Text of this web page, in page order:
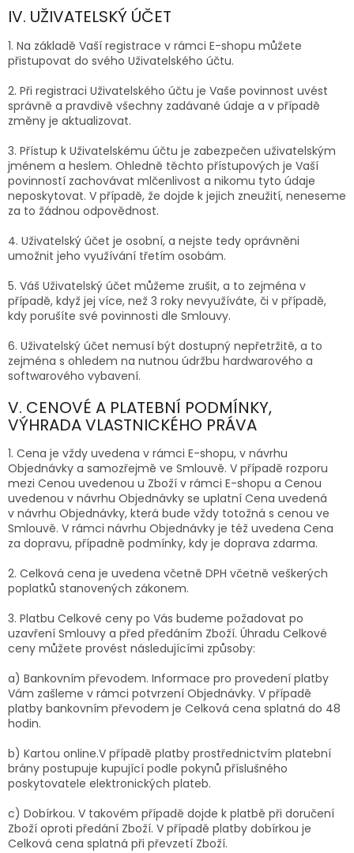
IV. UŽIVATELSKÝ ÚČET
1. Na základě Vaší registrace v rámci E-shopu můžete
přistupovat do svého Uživatelského účtu.
2. Při registraci Uživatelského účtu je Vaše povinnost uvést
správně a pravdivě všechny zadávané údaje a v případě
změny je aktualizovat.
3. Přístup k Uživatelskému účtu je zabezpečen uživatelským
jménem a heslem. Ohledně těchto přístupových je Vaší
povinností zachovávat mlčenlivost a nikomu tyto údaje
neposkytovat. V případě, že dojde k jejich zneužití, neneseme
za to žádnou odpovědnost.
4. Uživatelský účet je osobní, a nejste tedy oprávněni
umožnit jeho využívání třetím osobám.
5. Váš Uživatelský účet můžeme zrušit, a to zejména v
případě, když jej více, než 3 roky nevyužíváte, či v případě,
kdy porušíte své povinnosti dle Smlouvy.
6. Uživatelský účet nemusí být dostupný nepřetržitě, a to
zejména s ohledem na nutnou údržbu hardwarového a
softwarového vybavení.
V. CENOVÉ A PLATEBNÍ PODMÍNKY,
VÝHRADA VLASTNICKÉHO PRÁVA
1. Cena je vždy uvedena v rámci E-shopu, v návrhu
Objednávky a samozřejmě ve Smlouvě. V případě rozporu
mezi Cenou uvedenou u Zboží v rámci E-shopu a Cenou
uvedenou v návrhu Objednávky se uplatní Cena uvedená
v návrhu Objednávky, která bude vždy totožná s cenou ve
Smlouvě. V rámci návrhu Objednávky je též uvedena Cena
za dopravu, případně podmínky, kdy je doprava zdarma.
2. Celková cena je uvedena včetně DPH včetně veškerých
poplatků stanovených zákonem.
3. Platbu Celkové ceny po Vás budeme požadovat po
uzavření Smlouvy a před předáním Zboží. Úhradu Celkové
ceny můžete provést následujícími způsoby:
a) Bankovním převodem. Informace pro provedení platby
Vám zašleme v rámci potvrzení Objednávky. V případě
platby bankovním převodem je Celková cena splatná do 48
hodin.
b) Kartou online.V případě platby prostřednictvím platební
brány postupuje kupující podle pokynů příslušného
poskytovatele elektronických plateb.
c) Dobírkou. V takovém případě dojde k platbě při doručení
Zboží oproti předání Zboží. V případě platby dobírkou je
Celková cena splatná při převzetí Zboží.